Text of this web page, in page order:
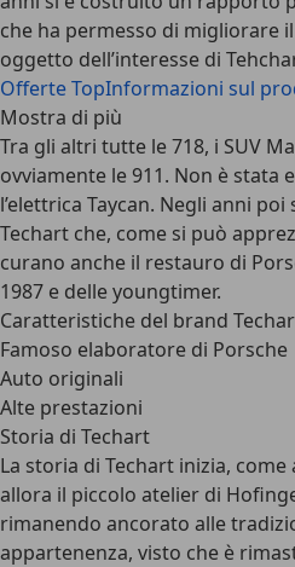
che ha permesso di migliorare
oggetto dell’interesse di
Offerte TopInformazioni sul
Mostra di più
Tra gli altri tutte le 718, i SUV
ovviamente le 911. Non è stata
l’elettrica Taycan. Negli anni
Techart che, come si può
curano anche il restauro di
1987 e delle youngtimer.
Caratteristiche del brand
Famoso elaboratore di Porsche
Auto originali
Alte prestazioni
Storia di Techart
La storia di Techart inizia,
allora il piccolo atelier di
rimanendo ancorato alle
appartenenza, visto che è